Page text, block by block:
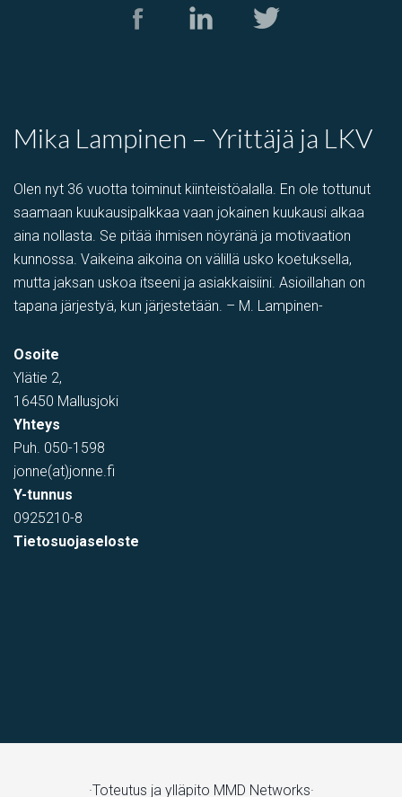
Mika Lampinen – Yrittäjä ja LKV
Olen nyt 36 vuotta toiminut kiinteistöalalla. En ole tottunut
saamaan kuukausipalkkaa vaan jokainen kuukausi alkaa
aina nollasta. Se pitää ihmisen nöyränä ja motivaation
kunnossa. Vaikeina aikoina on välillä usko koetuksella,
mutta jaksan uskoa itseeni ja asiakkaisiini. Asioillahan on
tapana järjestyä, kun järjestetään. – M. Lampinen-
Osoite
Ylätie 2,
16450 Mallusjoki
Yhteys
Puh. 050-1598
jonne(at)jonne.fi
Y-tunnus
0925210-8
Tietosuojaseloste
·Toteutus ja ylläpito MMD Networks·